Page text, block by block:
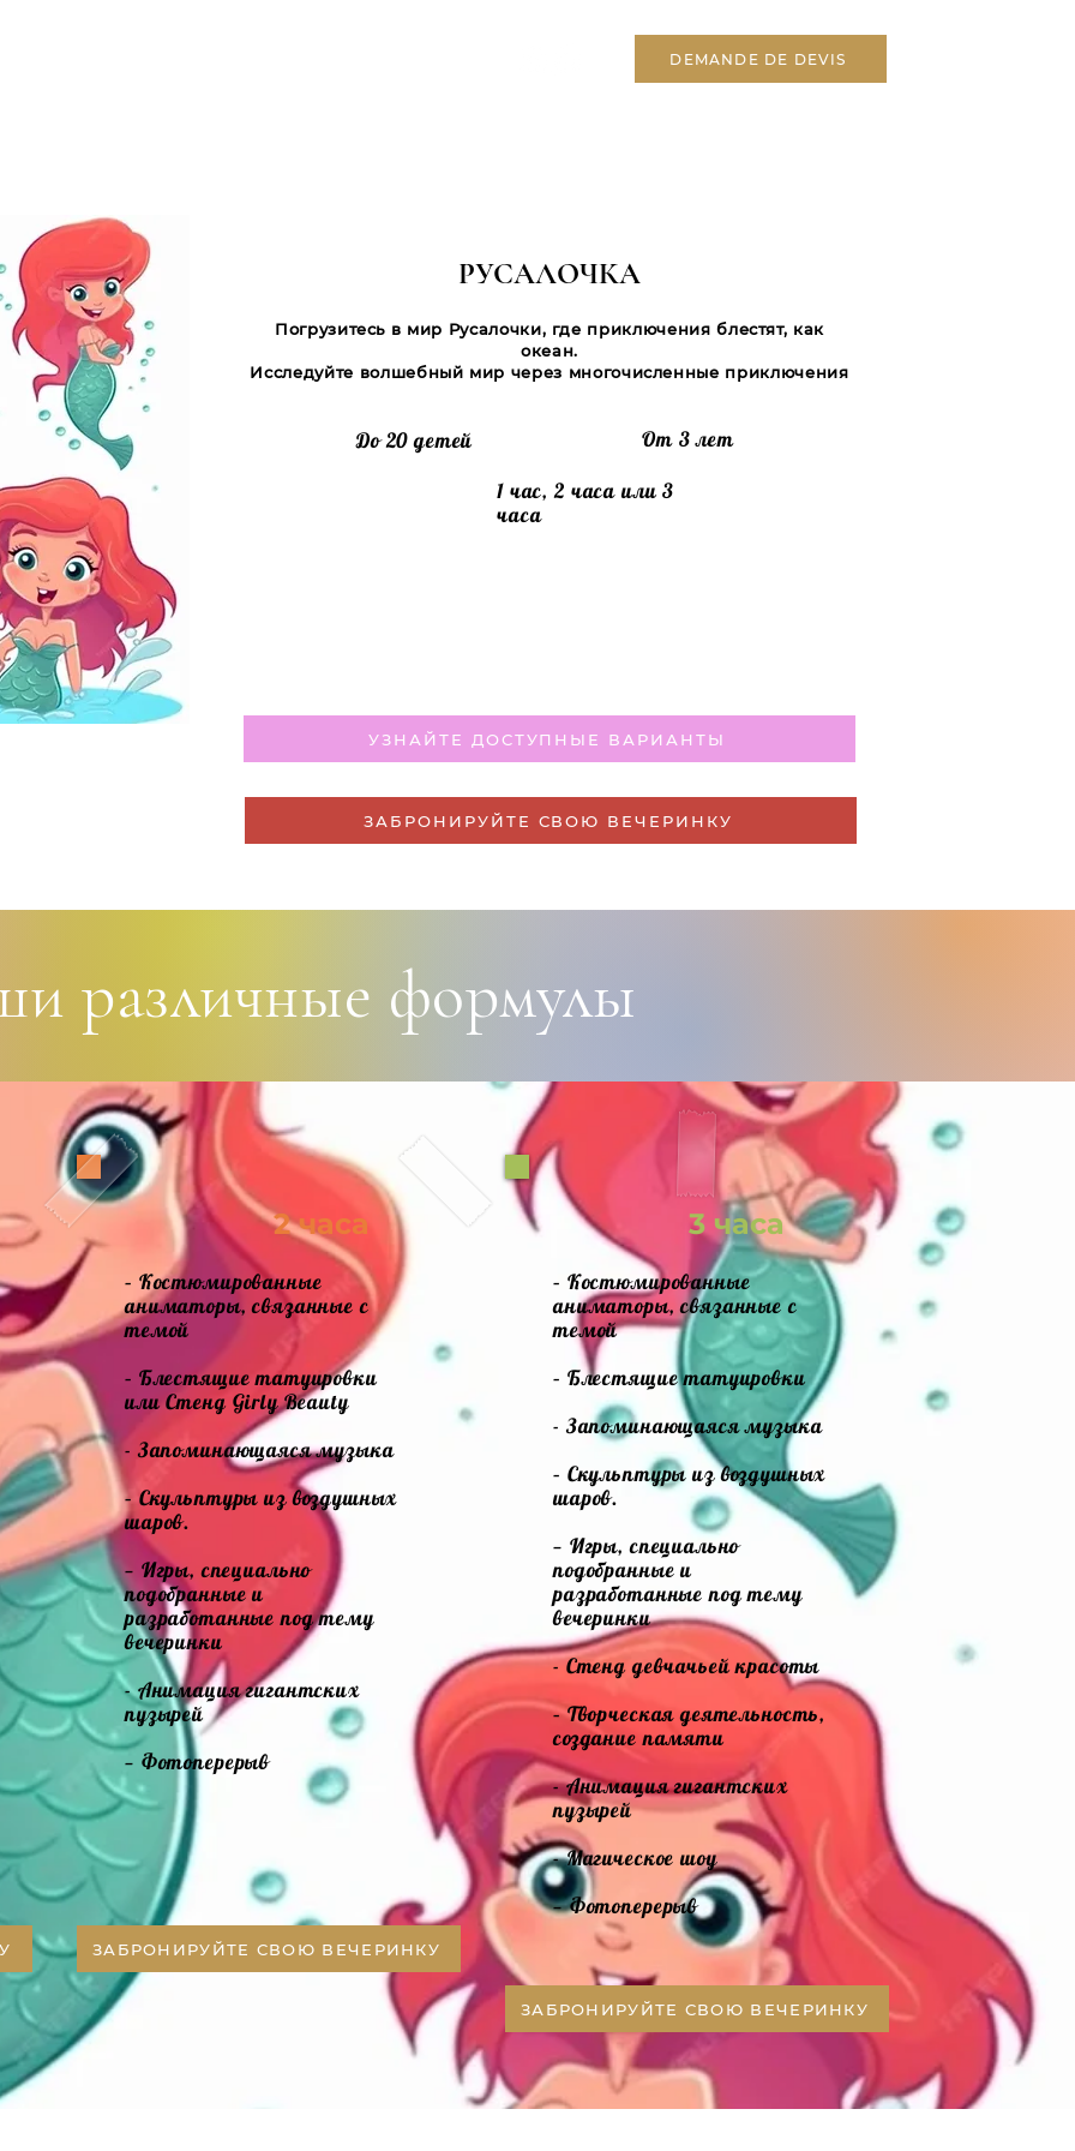
DEMANDE DE DEVIS
РУСАЛОЧКА
Погрузитесь в мир Русалочки, где приключения блестят, как
океан.
Исследуйте волшебный мир через многочисленные приключения
До 20 детей От 3 лет
1 час, 2 часа или 3
часа
УЗНАЙТЕ ДОСТУПНЫЕ ВАРИАНТЫ
ЗАБРОНИРУЙТЕ СВОЮ ВЕЧЕРИНКУ
различные формулы
2 часа
– Костюмированные
аниматоры, связанные с
темой
– Блестящие татуировки
или Стенд Girly Beauty
- Запоминающаяся музыка
– Скульптуры из воздушных
шаров.
— Игры, специально
подобранные и
разработанные под тему
вечеринки
- Анимация гигантских
пузырей
— Фотоперерыв
ЗАБРОНИРУЙТЕ СВОЮ ВЕЧЕРИНКУ
3 часа
– Костюмированные
аниматоры, связанные с
темой
– Блестящие татуировки
- Запоминающаяся музыка
– Скульптуры из воздушных
шаров.
— Игры, специально
подобранные и
разработанные под тему
вечеринки
- Стенд девчачьей красоты
– Творческая деятельность,
создание памяти
- Анимация гигантских
пузырей
- Магическое шоу
— Фотоперерыв
ЗАБРОНИРУЙТЕ СВОЮ ВЕЧЕРИНКУ